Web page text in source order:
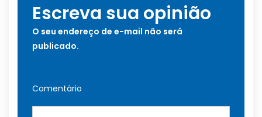
Escreva sua opinião
O seu endereço de e-mail não será
publicado.
Comentário